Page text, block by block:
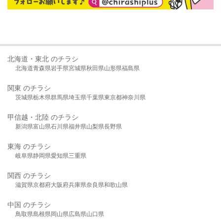
北海道・東北 のチラシ
北海道青森県岩手県宮城県秋田県山形県福島県
関東 のチラシ
茨城県栃木県群馬県埼玉県千葉県東京都神奈川県
甲信越・北陸 のチラシ
新潟県富山県石川県福井県山梨県長野県
東海 のチラシ
岐阜県静岡県愛知県三重県
関西 のチラシ
滋賀県京都府大阪府兵庫県奈良県和歌山県
中国 のチラシ
鳥取県島根県岡山県広島県山口県